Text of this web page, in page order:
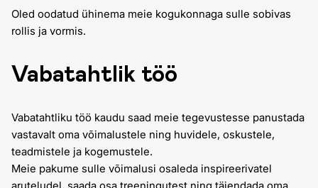
Oled oodatud ühinema meie kogukonnaga sulle sobivas
rollis ja vormis.
Vabatahtlik töö
Vabatahtliku töö kaudu saad meie tegevustesse panustada
vastavalt oma võimalustele ning huvidele, oskustele,
teadmistele ja kogemustele.
Meie pakume sulle võimalusi osaleda inspireerivatel
aruteludel, saada osa treeningutest ning täiendada oma